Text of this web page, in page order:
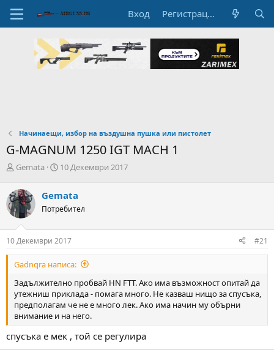
Вход Регистрация
Начинаещи, избор на въздушна пушка или пистолет
G-MAGNUM 1250 IGT MACH 1
А
т
о
р
н
а
т
е
м
т
а
Gemata
Н
а
л
а
Д
а
т
10 Декември 2017
Gemata
Потребител
10 Декември 2017 #21
Gadnqra написа:
Задължително пробвай HN FTT. Ако има възможност опитай да
утежниш приклада - помага много. Не казваш нищо за спусъка,
предполагам че не е много лек. Ако има начин му обърни
внимание и на него.
спусъка е мек , той се регулира